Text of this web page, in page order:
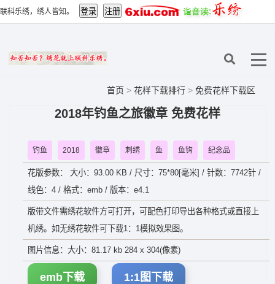
联科乐绣，绣人皆知。
首页 > 花样下载排行 > 免费花样下载区
2018年钓鱼之旅徽章 免费花样
钓鱼 2018 徽章 刺绣 鱼 鱼钩 纪念品
花版参数： 大小：93.00 KB / 尺寸：75*80[毫米] / 针数：7742针 /
线色：4 / 格式：emb / 版本：e4.1
版带文件需绣花软件方可打开，可配色打印导出各种格式或直接上
机绣。如无绣花软件可下载1：1模拟效果图。
图片信息：大小：81.17 kb 284 x 304(像素)
emb下载 1:1图下载